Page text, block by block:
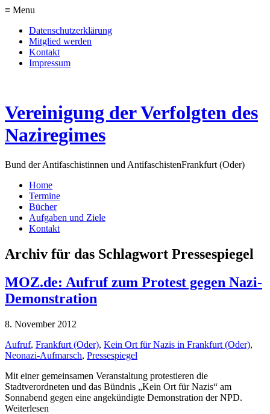
≡ Menu
Datenschutzerklärung
Mitglied werden
Kontakt
Impressum
Vereinigung der Verfolgten des
Naziregimes
Bund der Antifaschistinnen und AntifaschistenFrankfurt (Oder)
Home
Termine
Bücher
Aufgaben und Ziele
Kontakt
Archiv für das Schlagwort Pressespiegel
MOZ.de: Aufruf zum Protest gegen Nazi-
Demonstration
8. November 2012
Aufruf, Frankfurt (Oder), Kein Ort für Nazis in Frankfurt (Oder),
Neonazi-Aufmarsch, Pressespiegel
Mit einer gemeinsamen Veranstaltung protestieren die
Stadtverordneten und das Bündnis „Kein Ort für Nazis“ am
Sonnabend gegen eine angekündigte Demonstration der NPD.
Weiterlesen